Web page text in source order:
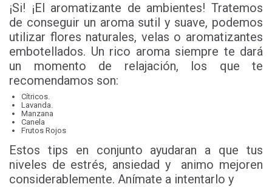
¡Si! ¡El aromatizante de ambientes! Tratemos
de conseguir un aroma sutil y suave, podemos
utilizar flores naturales, velas o aromatizantes
embotellados. Un rico aroma siempre te dará
un momento de relajación, los que te
recomendamos son:
Cítricos.
Lavanda.
Manzana
Canela
Frutos Rojos
Estos tips en conjunto ayudaran a que tus
niveles de estrés, ansiedad y animo mejoren
considerablemente. Anímate a intentarlo y